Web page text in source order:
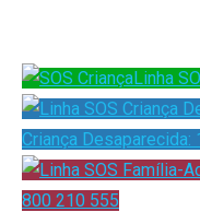
Linha
Criança Desaparecida:
800 210 555